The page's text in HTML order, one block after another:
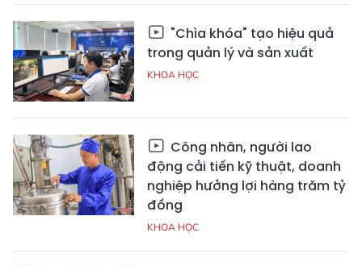
"Chìa khóa" tạo hiệu quả
trong quản lý và sản xuất
KHOA HỌC
Công nhân, người lao
động cải tiến kỹ thuật, doanh
nghiệp hưởng lợi hàng trăm tỷ
đồng
KHOA HỌC